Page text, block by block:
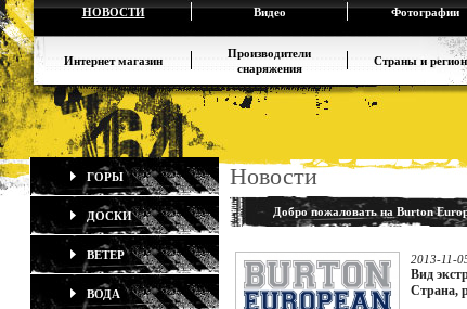
НОВОСТИ Видео Фотографии
Интернет магазин
Производители
снаряжения
Страны и
ГОРЫ
ДОСКИ
ВЕТЕР
ВОДА
Новости
Добро пожаловать на Burton
2013-11-
Вид
Страна,